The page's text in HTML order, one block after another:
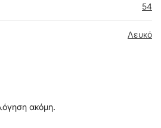
54
Λευκό
ακόμη.